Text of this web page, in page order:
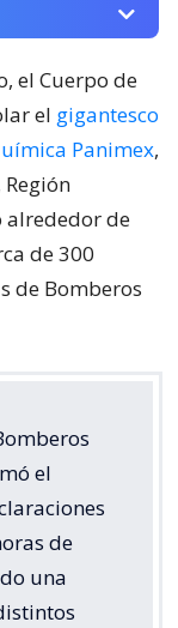
el Cuerpo de
el gigantesco
Panimex,
alrededor de
de 300
de Bomberos
el
de
una